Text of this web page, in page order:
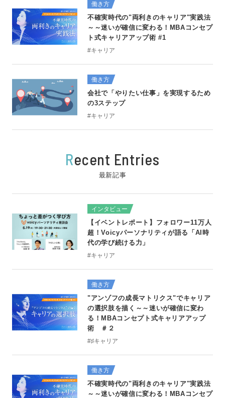
働き方
不確実時代の"両利きのキャリア"実践法
～～迷いが確信に変わる！MBAコンセプ
ト式キャリアアップ術 #1
#キャリア
働き方
会社で「やりたい仕事」を実現するため
の3ステップ
#キャリア
Recent Entries
最新記事
インタビュー
【イベントレポート】フォロワー11万人
超！Voicyパーソナリティが語る「AI時
代の学び続ける力」
#キャリア
働き方
"アンゾフの成長マトリクス"でキャリア
の選択肢を描く～～迷いが確信に変わ
る！MBAコンセプト式キャリアアップ
術 ＃２
#♯キャリア
働き方
不確実時代の"両利きのキャリア"実践法
～～迷いが確信に変わる！MBAコンセプ